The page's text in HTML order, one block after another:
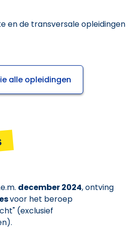
en de transversale opleidingen
alle opleidingen
december 2024, ontving
voor het beroep
(exclusief